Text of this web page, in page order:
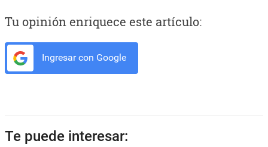
Tu opinión enriquece este artículo:
Ingresar con Google
Te puede interesar: